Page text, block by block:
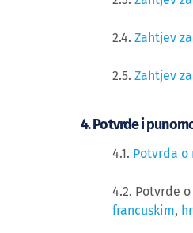
2.4. Zahtjev
2.5. Zahtjev
4. Potvrde i
4.1. Potvrda
4.2. Potvrde
francuskim,